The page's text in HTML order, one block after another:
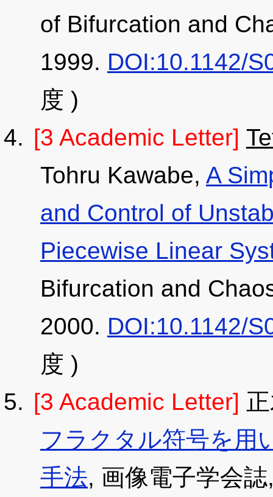
of Bifurcation and
1999. DOI:10.1142/
度 )
[3 Academic Letter]
Tohru Kawabe, A
and Control of
Piecewise Linear
Bifurcation and
2000. DOI:10.1142/
度 )
[3 Academic Letter]
フラクタル符号を用
手法, 画像電子学会